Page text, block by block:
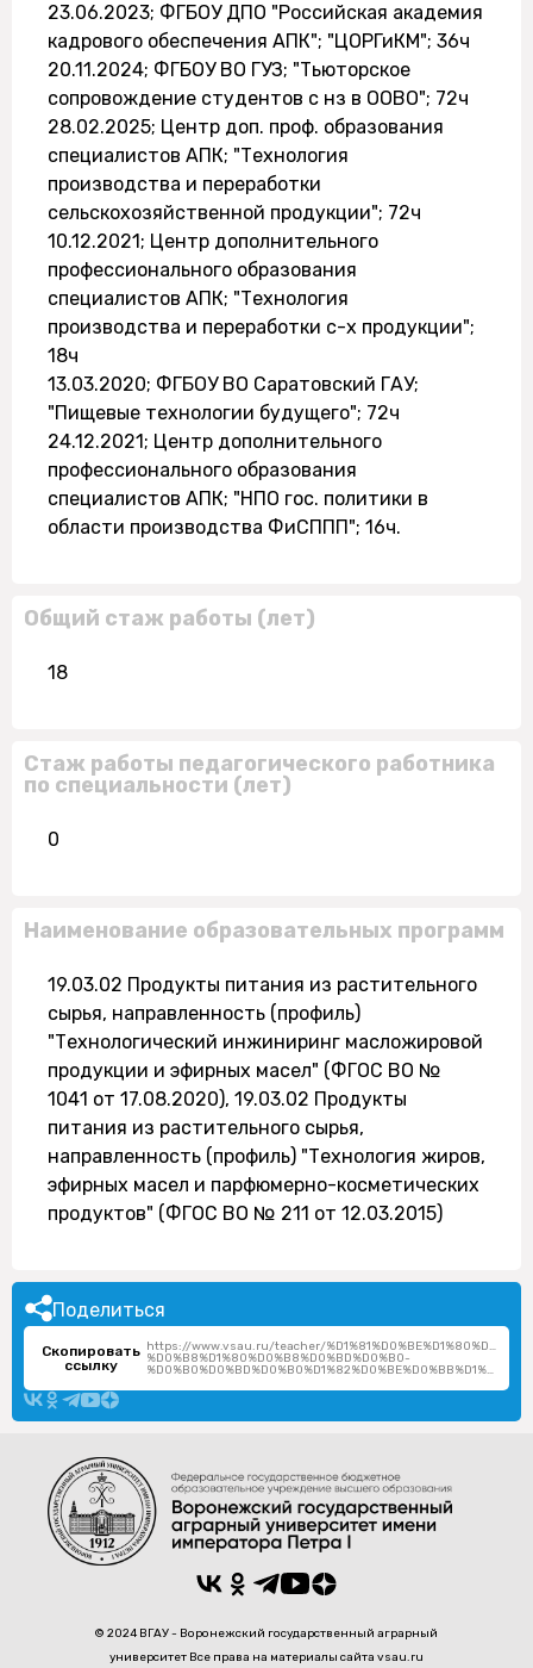
23.06.2023; ФГБОУ ДПО "Российская академия
кадрового обеспечения АПК"; "ЦОРГиКМ"; 36ч
20.11.2024; ФГБОУ ВО ГУЗ; "Тьюторское
сопровождение студентов с нз в ООВО"; 72ч
28.02.2025; Центр доп. проф. образования
специалистов АПК; "Технология
производства и переработки
сельскохозяйственной продукции"; 72ч
10.12.2021; Центр дополнительного
профессионального образования
специалистов АПК; "Технология
производства и переработки с-х продукции";
18ч
13.03.2020; ФГБОУ ВО Саратовский ГАУ;
"Пищевые технологии будущего"; 72ч
24.12.2021; Центр дополнительного
профессионального образования
специалистов АПК; "НПО гос. политики в
области производства ФиСППП"; 16ч.
Общий стаж работы (лет)
18
Стаж работы педагогического работника
по специальности (лет)
0
Наименование образовательных программ
19.03.02 Продукты питания из растительного
сырья, направленность (профиль)
"Технологический инжиниринг масложировой
продукции и эфирных масел" (ФГОС ВО №
1041 от 17.08.2020), 19.03.02 Продукты
питания из растительного сырья,
направленность (профиль) "Технология жиров,
эфирных масел и парфюмерно-косметических
продуктов" (ФГОС ВО № 211 от 12.03.2015)
Поделиться
Скопировать
ссылку
https://www.vsau.ru/teacher/
%D0%B8%D1%80%D0%B8%D0%BD%D0%B0-
%D0%B0%D0%BD%D0%B0%D1%82%D0%BE%D0%BB%D1%8C%D0%B5%D0%B2%D0%BD%D0%B0/
© 2024 ВГАУ - Воронежский государственный аграрный
университет Все права на материалы сайта vsau.ru